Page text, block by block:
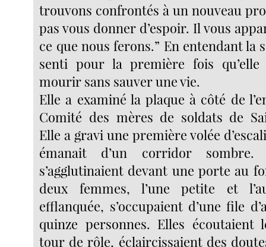
trouvons confrontés à un nouveau
pas vous donner d’espoir. Il vous
ce que nous ferons.” En entendant la
senti pour la première fois
mourir sans sauver une vie.
Elle a examiné la plaque à côté de
Comité des mères de soldats de
Elle a gravi une première volée
émanait d’un corridor
s’agglutinaient devant une porte au
deux femmes, l’une petite et
efflanquée, s’occupaient d’une file
quinze personnes. Elles écoutaient
tour de rôle, éclaircissaient des